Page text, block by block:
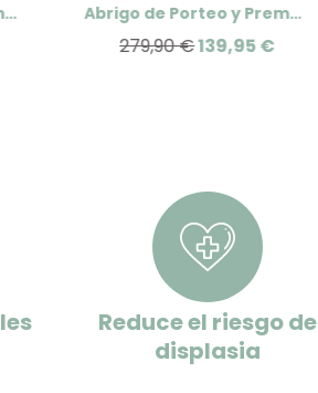
Abrigo Porteo y Premamá Wallaby Wombat London Abrigo de Porteo y Premamá Kowari
279,90 €139,95 €
Reduce el riesgo de
displasia